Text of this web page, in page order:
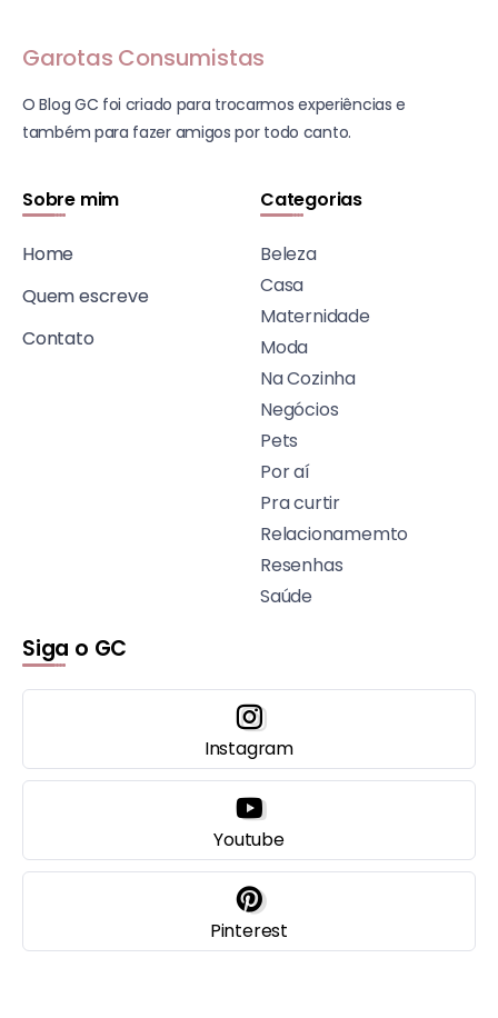
Garotas Consumistas
O Blog GC foi criado para trocarmos experiências e
também para fazer amigos por todo canto.
Sobre mim
Home
Quem escreve
Contato
Categorias
Beleza
Casa
Maternidade
Moda
Na Cozinha
Negócios
Pets
Por aí
Pra curtir
Relacionamemto
Resenhas
Saúde
Siga o GC
Instagram
Youtube
Pinterest